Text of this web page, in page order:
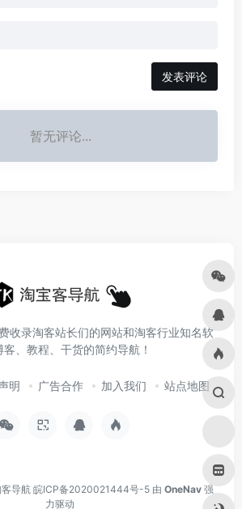
发表评论
暂无评论...
收录淘客站长们的网站和淘客行业知名软
客、教程、干货的简约导航！
明 广告合作 加入我们 站点地图
导航 皖ICP备2020021444号-5 由 OneNav 强
力驱动